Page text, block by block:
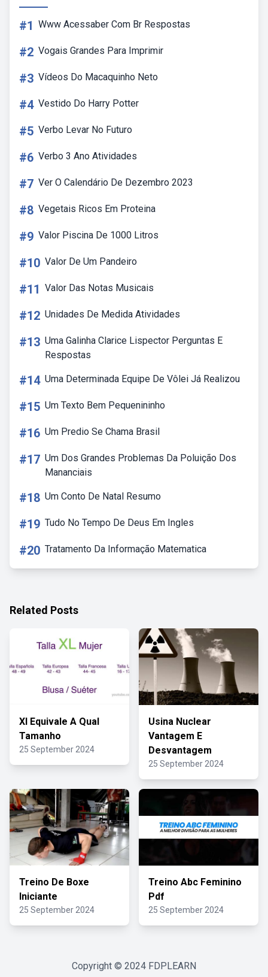
#1 Www Acessaber Com Br Respostas
#2 Vogais Grandes Para Imprimir
#3 Vídeos Do Macaquinho Neto
#4 Vestido Do Harry Potter
#5 Verbo Levar No Futuro
#6 Verbo 3 Ano Atividades
#7 Ver O Calendário De Dezembro 2023
#8 Vegetais Ricos Em Proteina
#9 Valor Piscina De 1000 Litros
#10 Valor De Um Pandeiro
#11 Valor Das Notas Musicais
#12 Unidades De Medida Atividades
#13 Uma Galinha Clarice Lispector Perguntas E
Respostas
#14 Uma Determinada Equipe De Vôlei Já Realizou
#15 Um Texto Bem Pequenininho
#16 Um Predio Se Chama Brasil
#17 Um Dos Grandes Problemas Da Poluição Dos
Mananciais
#18 Um Conto De Natal Resumo
#19 Tudo No Tempo De Deus Em Ingles
#20 Tratamento Da Informação Matematica
Related Posts
Xl Equivale A Qual
Tamanho
25 September 2024
Usina Nuclear
Vantagem E
Desvantagem
25 September 2024
Treino De Boxe
Iniciante
25 September 2024
Treino Abc Feminino
Pdf
25 September 2024
Copyright © 2024 FDPLEARN